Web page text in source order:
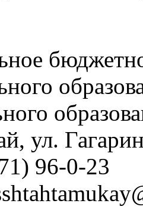
ул.
96-0-23